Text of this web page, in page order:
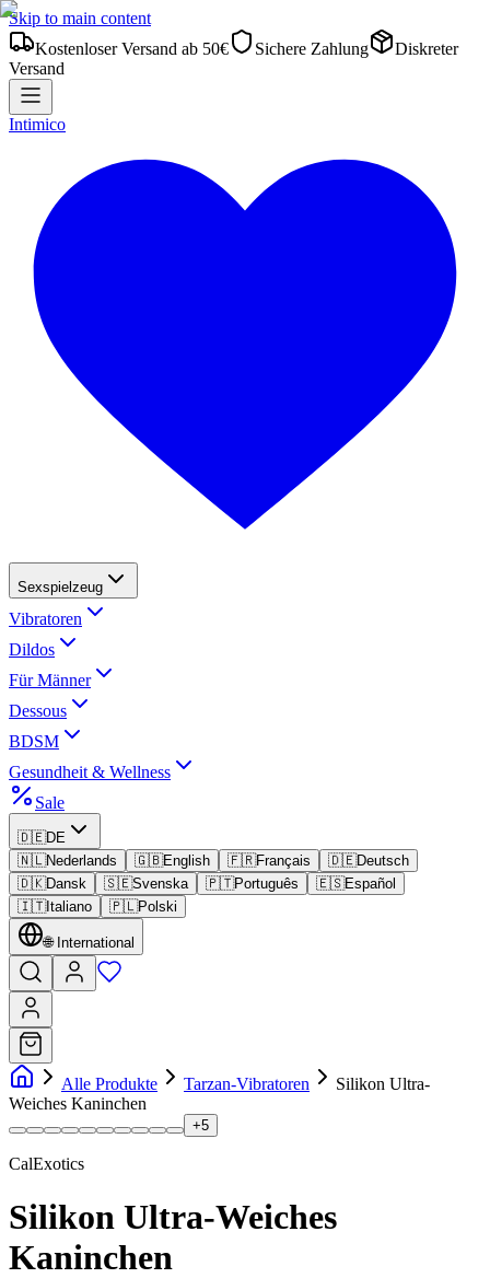
Skip to main content
Kostenloser Versand ab 50€
Sichere Zahlung
Diskreter
Versand
Intimico
Sexspielzeug
Vibratoren
Dildos
Für Männer
Dessous
BDSM
Gesundheit & Wellness
Sale
🇩🇪DE
🇳🇱Nederlands 🇬🇧English 🇫🇷Français 🇩🇪Deutsch
🇩🇰Dansk 🇸🇪Svenska 🇵🇹Português 🇪🇸Español
🇮🇹Italiano 🇵🇱Polski
🌐 International
Alle Produkte Tarzan-Vibratoren
Silikon Ultra-
Weiches Kaninchen
+5
CalExotics
Silikon Ultra-Weiches
Kaninchen